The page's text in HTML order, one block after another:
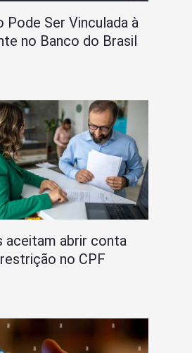
Pode Ser Vinculada à
no Banco do Brasil
aceitam abrir conta
no CPF